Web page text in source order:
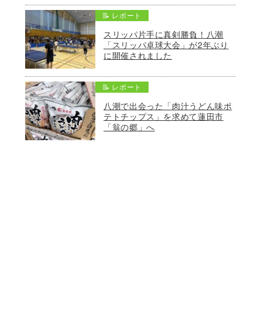
📝 レポート
スリッパ片手に真剣勝負！八潮
「スリッパ卓球大会」が2年ぶり
に開催されました
📝 レポート
八潮で出会った「肉汁うどん味ポ
テトチップス」を求めて蓮田市
「翁の郷」へ